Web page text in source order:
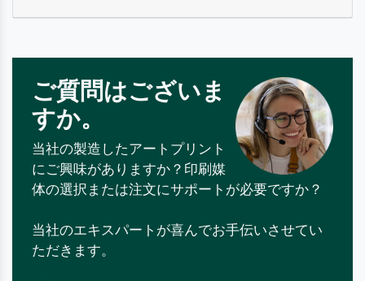
ご質問はございま
すか。
当社の製造したアートプリント
にご興味がありますか？印刷媒
体の選択または注文にサポートが必要ですか？
当社のエキスパートが喜んでお手伝いさせてい
ただきます。